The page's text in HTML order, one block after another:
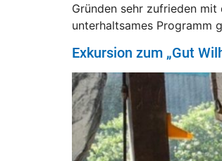
Gründen sehr zufrieden
unterhaltsames Programm
Exkursion zum „Gut